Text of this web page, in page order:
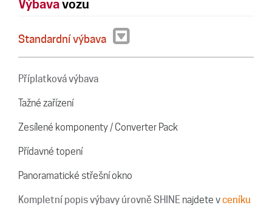
Výbavavozu
Standardní výbava
Příplatková výbava
Tažné zařízení
Zesílené komponenty / Converter Pack
Přídavné topení
Panoramatické střešní okno
Kompletní popis výbavy úrovně SHINE najdete vceníku